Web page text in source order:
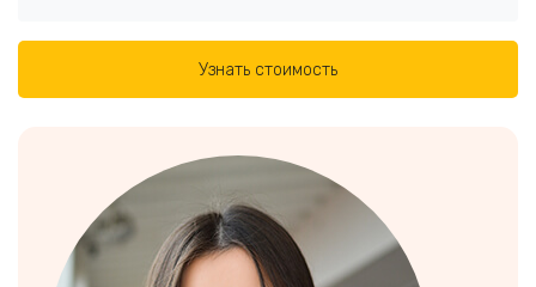
Узнать стоимость